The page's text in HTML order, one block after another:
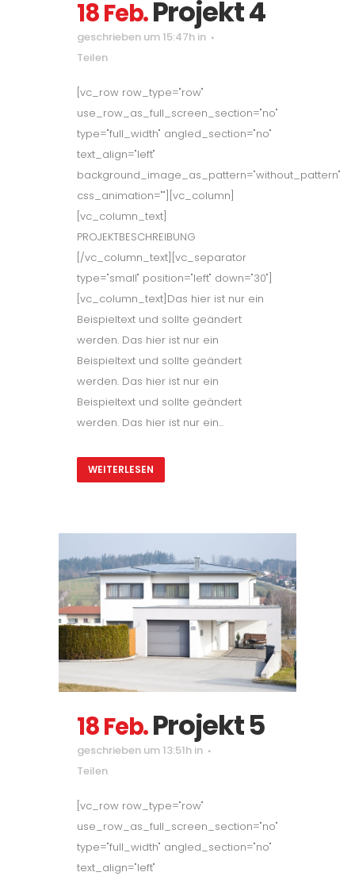
18 Feb.Projekt 4
geschrieben um 15:47h in
Teilen
[vc_row row_type="row"
use_row_as_full_screen_section="no"
type="full_width" angled_section="no"
text_align="left"
background_image_as_pattern="without_pattern"
css_animation=""][vc_column]
[vc_column_text]
PROJEKTBESCHREIBUNG
[/vc_column_text][vc_separator
type="small" position="left" down="30"]
[vc_column_text]Das hier ist nur ein
Beispieltext und sollte geändert
werden. Das hier ist nur ein
Beispieltext und sollte geändert
werden. Das hier ist nur ein
Beispieltext und sollte geändert
werden. Das hier ist nur ein...
WEITERLESEN
18 Feb.Projekt 5
geschrieben um 13:51h in
Teilen
[vc_row row_type="row"
use_row_as_full_screen_section="no"
type="full_width" angled_section="no"
text_align="left"